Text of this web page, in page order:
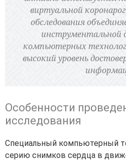
виртуальной
обследования
инструментальной
компьютерных
высокий уровень
Особенности
исследования
Специальный компьютерный
серию снимков сердца в